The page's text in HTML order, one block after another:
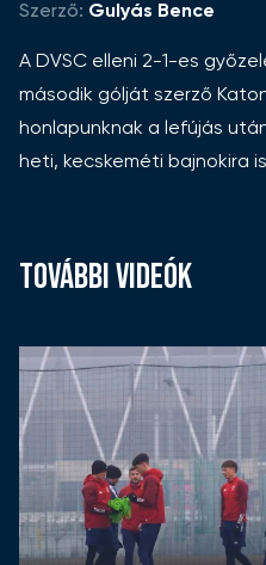
Szerző: Gulyás Bence
A DVSC elleni 2-1-es
második gólját szerző
honlapunknak a lefújás
heti, kecskeméti bajnokira
TOVÁBBI VIDEÓK